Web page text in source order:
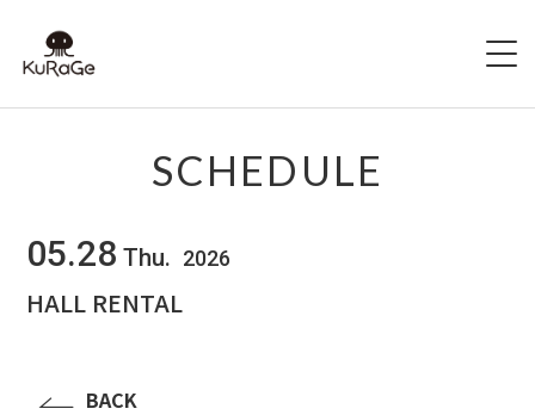
SCHEDULE
SCHEDULE
05.28 Thu. 2026
HALL RENTAL
BACK